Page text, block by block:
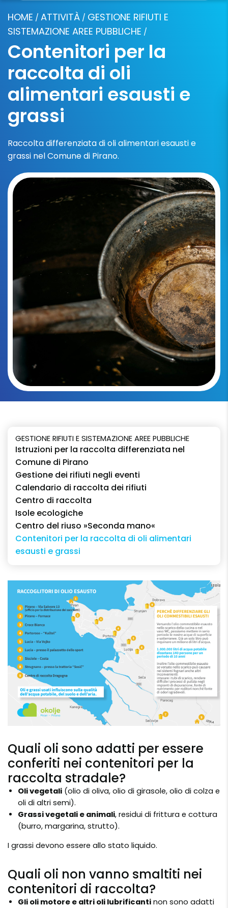
HOME / ATTIVITÀ / GESTIONE RIFIUTI E
SISTEMAZIONE AREE PUBBLICHE /
Contenitori per la
raccolta di oli
alimentari esausti e
grassi
Raccolta differenziata di oli alimentari esausti e
grassi nel Comune di Pirano.
Quali oli sono adatti per essere
conferiti nei contenitori per la
raccolta stradale?
Oli vegetali (olio di oliva, olio di girasole, olio di colza e
oli di altri semi).
Grassi vegetali e animali, residui di frittura e cottura
(burro, margarina, strutto).
I grassi devono essere allo stato liquido.
Quali oli non vanno smaltiti nei
contenitori di raccolta?
Gli oli motore e altri oli lubrificanti non sono adatti
GESTIONE RIFIUTI E SISTEMAZIONE AREE PUBBLICHE
Istruzioni per la raccolta differenziata nel
Comune di Pirano
Gestione dei rifiuti negli eventi
Calendario di raccolta dei rifiuti
Centro di raccolta
Isole ecologiche
Centro del riuso »Seconda mano«
Contenitori per la raccolta di oli alimentari
esausti e grassi